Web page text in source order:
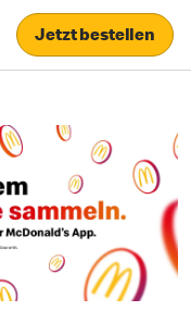
Jetzt bestellen